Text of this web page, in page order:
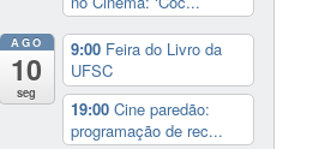
AGO
10
seg
9:00 Feira do Livro da
UFSC
19:00 Cine paredão:
programação de rec...